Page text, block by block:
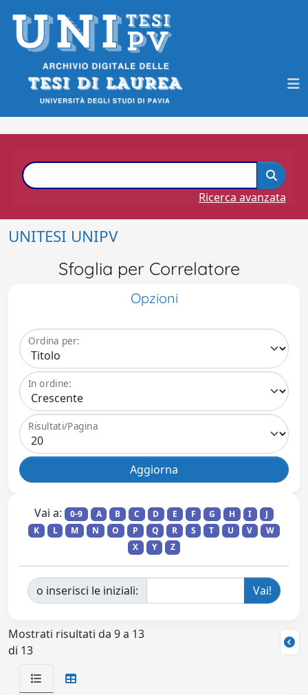
Ricerca avanzata
UNITESI UNIPV
Sfoglia per Correlatore
Opzioni
Ordina per:
In ordine:
Risultati/Pagina
Vai a: 0-9 A B C D E F G H I
J
K
L M N O P Q R S T U V
W
X
Y Z
o inserisci le iniziali:
Mostrati risultati da 9 a 13
di 13